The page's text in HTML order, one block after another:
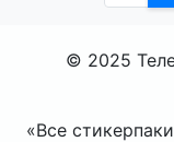
© 2025
«Все